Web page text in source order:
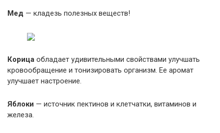
Мед — кладезь полезных веществ!
Корица обладает удивительными свойствами улучшать
кровообращение и тонизировать организм. Ее аромат
улучшает настроение.
Яблоки — источник пектинов и клетчатки, витаминов и
железа.